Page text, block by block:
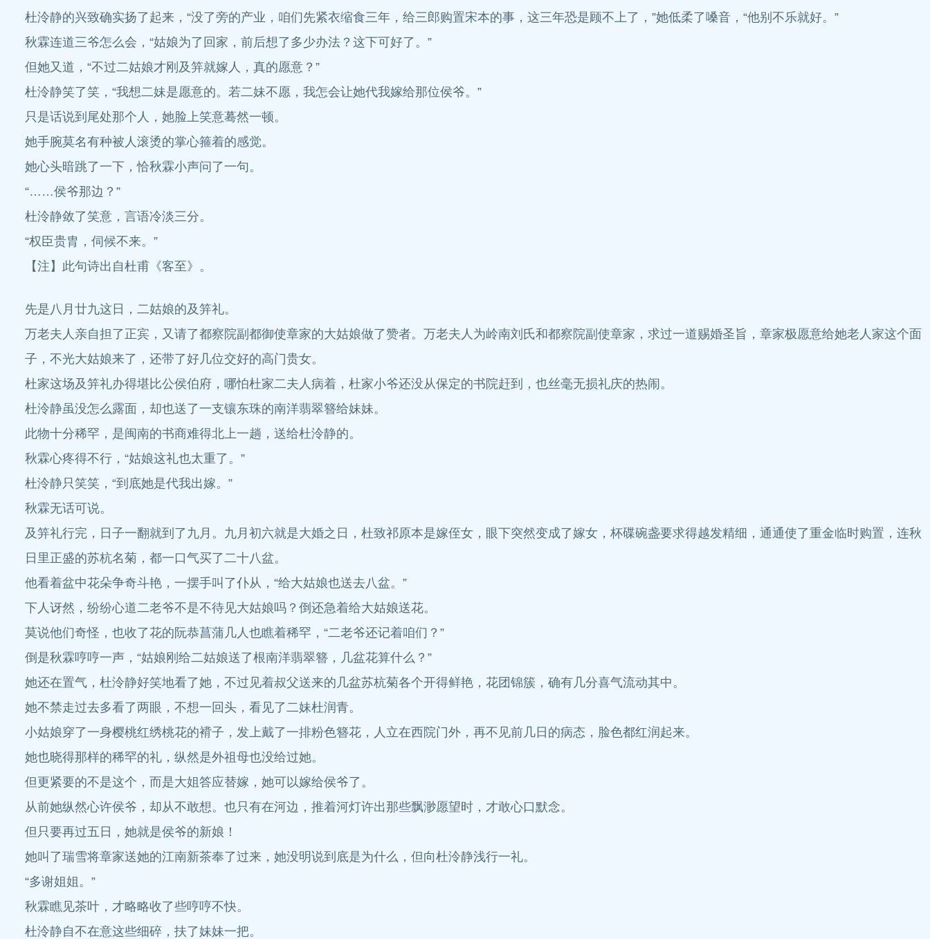
杜泠静的兴致确实扬了起来，“没了旁的产业，咱们先紧衣缩食三年，给三郎购置宋本的事，这三年恐是顾不上了，”她低柔了嗓音，“他别不乐就好。”
秋霖连道三爷怎么会，“姑娘为了回家，前后想了多少办法？这下可好了。”
但她又道，“不过二姑娘才刚及笄就嫁人，真的愿意？”
杜泠静笑了笑，“我想二妹是愿意的。若二妹不愿，我怎会让她代我嫁给那位侯爷。”
只是话说到尾处那个人，她脸上笑意蓦然一顿。
她手腕莫名有种被人滚烫的掌心箍着的感觉。
她心头暗跳了一下，恰秋霖小声问了一句。
“……侯爷那边？”
杜泠静敛了笑意，言语冷淡三分。
“权臣贵胄，伺候不来。”
【注】此句诗出自杜甫《客至》。
先是八月廿九这日，二姑娘的及笄礼。
万老夫人亲自担了正宾，又请了都察院副都御使章家的大姑娘做了赞者。万老夫人为岭南刘氏和都察院副使章家，求过一道赐婚圣旨，章家极愿意给她老人家这个面
子，不光大姑娘来了，还带了好几位交好的高门贵女。
杜家这场及笄礼办得堪比公侯伯府，哪怕杜家二夫人病着，杜家小爷还没从保定的书院赶到，也丝毫无损礼庆的热闹。
杜泠静虽没怎么露面，却也送了一支镶东珠的南洋翡翠簪给妹妹。
此物十分稀罕，是闽南的书商难得北上一趟，送给杜泠静的。
秋霖心疼得不行，“姑娘这礼也太重了。”
杜泠静只笑笑，“到底她是代我出嫁。”
秋霖无话可说。
及笄礼行完，日子一翻就到了九月。九月初六就是大婚之日，杜致祁原本是嫁侄女，眼下突然变成了嫁女，杯碟碗盏要求得越发精细，通通使了重金临时购置，连秋
日里正盛的苏杭名菊，都一口气买了二十八盆。
他看着盆中花朵争奇斗艳，一摆手叫了仆从，“给大姑娘也送去八盆。”
下人讶然，纷纷心道二老爷不是不待见大姑娘吗？倒还急着给大姑娘送花。
莫说他们奇怪，也收了花的阮恭菖蒲几人也瞧着稀罕，“二老爷还记着咱们？”
倒是秋霖哼哼一声，“姑娘刚给二姑娘送了根南洋翡翠簪，几盆花算什么？”
她还在置气，杜泠静好笑地看了她，不过见着叔父送来的几盆苏杭菊各个开得鲜艳，花团锦簇，确有几分喜气流动其中。
她不禁走过去多看了两眼，不想一回头，看见了二妹杜润青。
小姑娘穿了一身樱桃红绣桃花的褙子，发上戴了一排粉色簪花，人立在西院门外，再不见前几日的病态，脸色都红润起来。
她也晓得那样的稀罕的礼，纵然是外祖母也没给过她。
但更紧要的不是这个，而是大姐答应替嫁，她可以嫁给侯爷了。
从前她纵然心许侯爷，却从不敢想。也只有在河边，推着河灯许出那些飘渺愿望时，才敢心口默念。
但只要再过五日，她就是侯爷的新娘！
她叫了瑞雪将章家送她的江南新茶奉了过来，她没明说到底是为什么，但向杜泠静浅行一礼。
“多谢姐姐。”
秋霖瞧见茶叶，才略略收了些哼哼不快。
杜泠静自不在意这些细碎，扶了妹妹一把。